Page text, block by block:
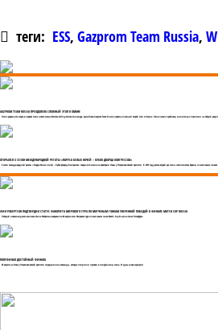
теги: ESS, Gazprom Team Russia,
GAZPROM TEAM RUSSIA ПРЕОДОЛЕЛА СЛОЖНЫЙ ЭТАП В ОМАНЕ
После уверенного старта в первом этапе нового сезона Extreme Sailing Seriesв Сингапуре, российская Gazprom Team Russia провела сложный второй этап в Омане. Технические проблемы значительно повлияли на общий
ОТКРЫЛСЯ X СЕЗОН МЕЖДУНАРОДНОЙ РЕГАТЫ «ПАРУСА БЕЛЫХ НОЧЕЙ – КУБОК ДВОРЦА КОНГРЕССОВ»
X сезон международной регаты «Паруса белых ночей – Кубок Дворца Конгрессов» открылся 4 июня на акватории Невы у Петропавловской крепости. В 2015 году регата второй раз стала чемпионатом Европы по матчевым
ФИЛ РОБЕРТСОН ПОДТВЕРДИЛ СТАТУС ФАВОРИТА МИРОВОГО ТУРА ПО МАТЧЕВЫМ ГОНКАМ УВЕРЕННОЙ ПОБЕДОЙ В ФИНАЛЕ MATCH CUP RUSSIA
Победой новозеландского экипажа Фила Робертсона завершился 06 августа этап Мирового тура по матчевым гонка Match Cup Russia в Санкт-Петербурге.
ПОЛУФИНАЛ ДОСТОЙНЫЙ ФИНАЛА
05 августа на Неве у Петропавловской крепости определились команды, которые получили путевки в полуфиналы этапа. И здесь снова сюрприз!